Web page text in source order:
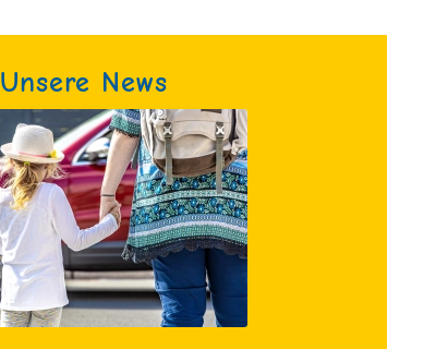
Unsere News